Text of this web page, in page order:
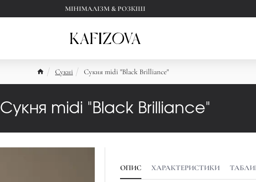
МІНІМАЛІЗМ & РОЗКІШ
Сукні Сукня midi "Black Brilliance"
Сукня midi "Black Brilliance"
ОПИС ХАРАКТЕРИСТИКИ